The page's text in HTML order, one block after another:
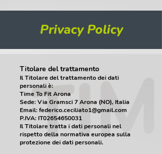
Privacy Policy
​Titolare del trattamento
Il Titolare del trattamento dei dati
personali è:
Time To Fit Arona
Sede: Via Gramsci 7 Arona (NO), Italia
Email:federico.ceciliato1@gmail.com
P.IVA: IT02654650031
Il Titolare tratta i dati personali nel
rispetto della normativa europea sulla
protezione dei dati personali.